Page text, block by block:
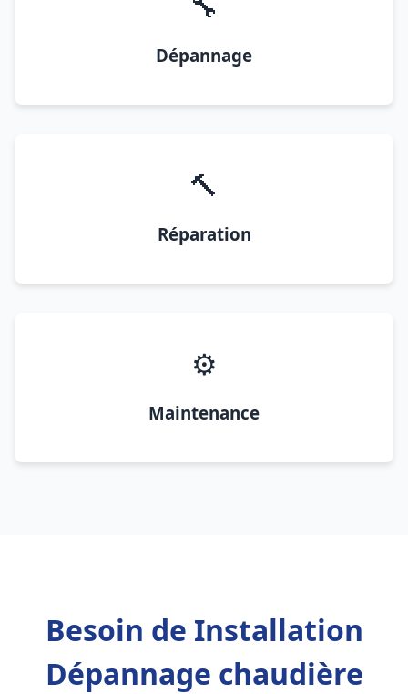
Dépannage
🔨
Réparation
⚙️
Maintenance
Besoin de Installation
Dépannage chaudière